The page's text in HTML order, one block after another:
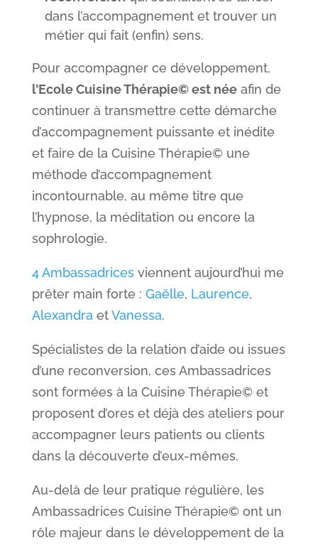
dans l’accompagnement et trouver un
métier qui fait (enfin) sens.
Pour accompagner ce développement,
l’Ecole Cuisine Thérapie© est néeafin de
continuer à transmettre cette démarche
d’accompagnement puissante et inédite
et faire de la Cuisine Thérapie© une
méthode d’accompagnement
incontournable, au même titre que
l’hypnose, la méditation ou encore la
sophrologie.
4 Ambassadricesviennent aujourd’hui me
prêter main forte : Gaëlle, Laurence,
Alexandra etVanessa.
Spécialistes de la relation d’aide ou issues
d’une reconversion, ces Ambassadrices
sont formées à la Cuisine Thérapie© et
proposent d’ores et déjà des ateliers pour
accompagner leurs patients ou clients
dans la découverte d’eux-mêmes.
Au-delà de leur pratique régulière, les
Ambassadrices Cuisine Thérapie© ont un
rôle majeur dans le développement de la